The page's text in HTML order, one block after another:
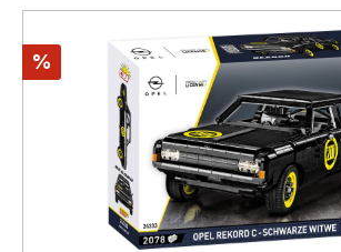
Rabatt
%